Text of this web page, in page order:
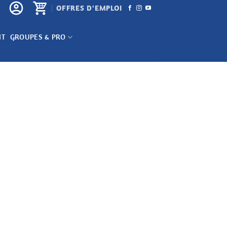
OFFRES D'EMPLOI
GROUPES & PRO